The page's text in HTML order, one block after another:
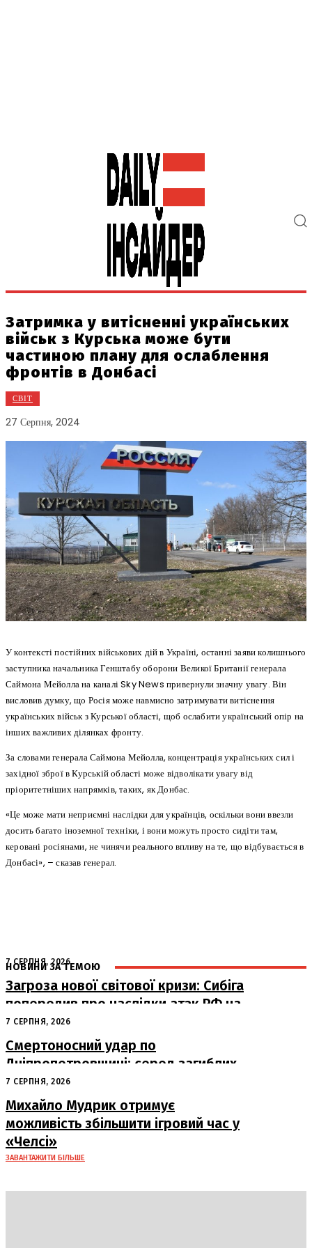
Затримка у витісненні українських
військ з Курська може бути
частиною плану для ослаблення
фронтів в Донбасі
СВІТ
27 Серпня, 2024
У контексті постійних військових дій в Україні, останні заяви колишнього
заступника начальника Генштабу оборони Великої Британії генерала
Саймона Мейолла на каналі Sky News привернули значну увагу. Він
висловив думку, що Росія може навмисно затримувати витіснення
українських військ з Курської області, щоб ослабити український опір на
інших важливих ділянках фронту.
За словами генерала Саймона Мейолла, концентрація українських сил і
західної зброї в Курській області може відволікати увагу від
пріоритетніших напрямків, таких, як Донбас.
«Це може мати неприємні наслідки для українців, оскільки вони ввезли
досить багато іноземної техніки, і вони можуть просто сидіти там,
керовані росіянами, не чинячи реального впливу на те, що відбувається в
Донбасі», – сказав генерал.
НОВИНИ ЗА ТЕМОЮ
7 СЕРПНЯ, 2026
Загроза нової світової кризи: Сибіга
попередив про наслідки атак РФ на
судна
7 СЕРПНЯ, 2026
Смертоносний удар по
Дніпропетровщині: серед загиблих
– працівники «Укрпошти»
7 СЕРПНЯ, 2026
Михайло Мудрик отримує
можливість збільшити ігровий час у
«Челсі»
ЗАВАНТАЖИТИ БІЛЬШЕ